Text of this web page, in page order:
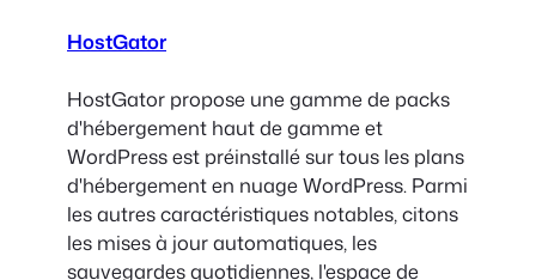
HostGator
HostGator propose une gamme de packs
d'hébergement haut de gamme et
WordPress est préinstallé sur tous les plans
d'hébergement en nuage WordPress. Parmi
les autres caractéristiques notables, citons
les mises à jour automatiques, les
sauvegardes quotidiennes, l'espace de